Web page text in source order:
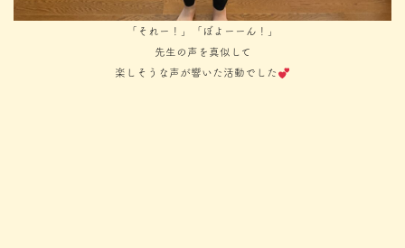
「それー！」「ぼよーーん！」
先生の声を真似して
楽しそうな声が響いた活動でした